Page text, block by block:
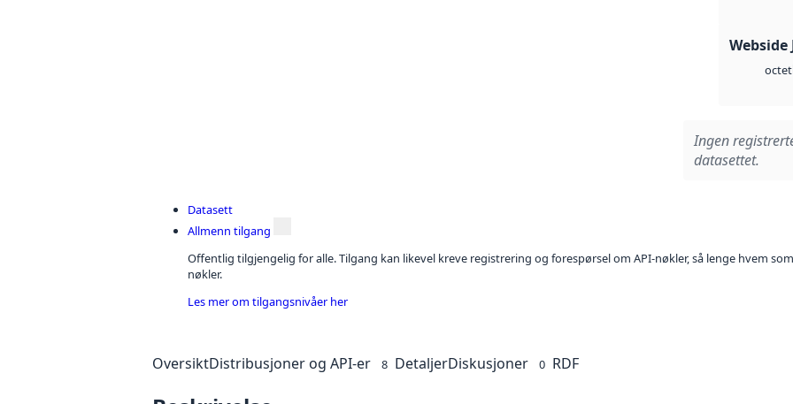
Webside
octet
Ingen
datasettet.
Datasett
Allmenn tilgang
Offentlig tilgjengelig for alle. Tilgang kan likevel kreve registrering og forespørsel om API-nøkler, så lenge hvem
nøkler.
Les mer om tilgangsnivåer her
OversiktDistribusjoner og API-er 8 DetaljerDiskusjoner 0 RDF